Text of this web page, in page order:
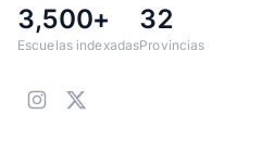
3,500+
Escuelas indexadas
32
Provincias